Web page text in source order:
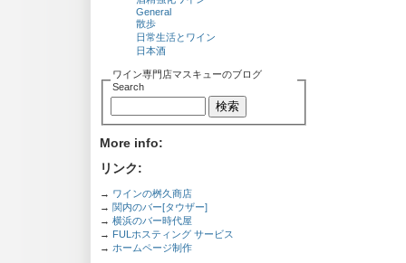
General
散歩
日常生活とワイン
日本酒
ワイン専門店マスキューのブログ
Search
More info:
リンク:
→ ワインの桝久商店
→ 関内のバー[タウザー]
→ 横浜のバー時代屋
→ FULホスティング サービス
→ ホームページ制作